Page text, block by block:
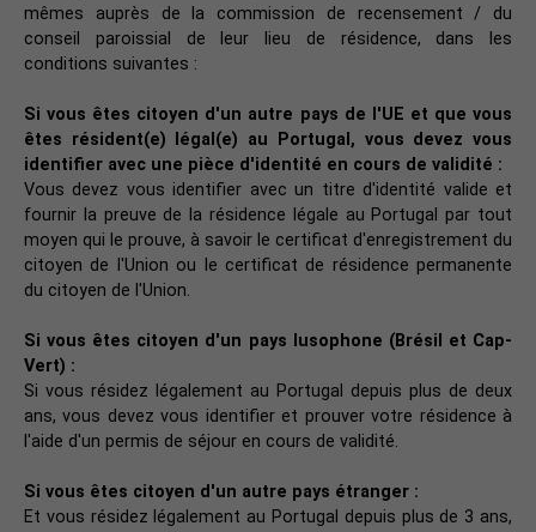
mêmes auprès de la commission de recensement / du
conseil paroissial de leur lieu de résidence, dans les
conditions suivantes :
Si vous êtes citoyen d'un autre pays de l'UE et que vous
êtes résident(e) légal(e) au Portugal, vous devez vous
identifier avec une pièce d'identité en cours de validité :
Vous devez vous identifier avec un titre d'identité valide et
fournir la preuve de la résidence légale au Portugal par tout
moyen qui le prouve, à savoir le certificat d'enregistrement du
citoyen de l'Union ou le certificat de résidence permanente
du citoyen de l'Union.
Si vous êtes citoyen d'un pays lusophone (Brésil et Cap-
Vert) :
Si vous résidez légalement au Portugal depuis plus de deux
ans, vous devez vous identifier et prouver votre résidence à
l'aide d'un permis de séjour en cours de validité.
Si vous êtes citoyen d'un autre pays étranger :
Et vous résidez légalement au Portugal depuis plus de 3 ans,